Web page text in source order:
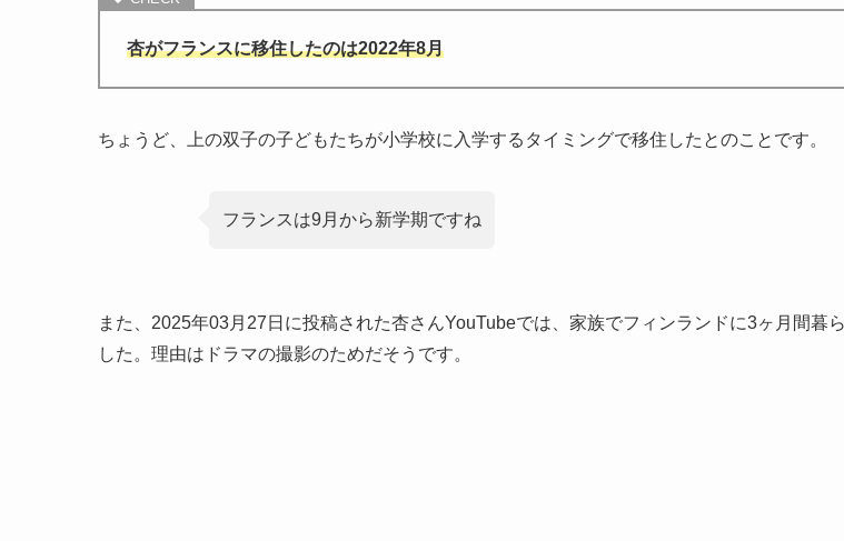
杏がフランスに移住したのは2022年8月
ちょうど、上の双子の子どもたちが小学校に入学するタイミングで移住したとのことです。
フランスは9月から新学期ですね
また、2025年03月27日に投稿された杏さんYouTubeでは、家族でフィンランドに3ヶ月間暮
した。理由はドラマの撮影のためだそうです。